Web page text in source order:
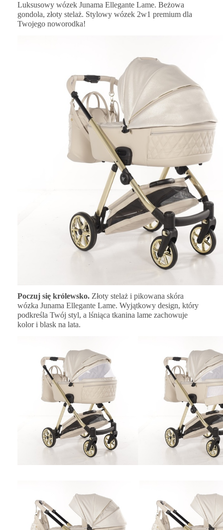
Luksusowy wózek Junama Ellegante Lame. Beżowa
gondola, złoty stelaż. Stylowy wózek 2w1 premium dla
Twojego noworodka!
Poczuj się królewsko. Złoty stelaż i pikowana skóra
wózka Junama Ellegante Lame. Wyjątkowy design, który
podkreśla Twój styl, a lśniąca tkanina lame zachowuje
kolor i blask na lata.